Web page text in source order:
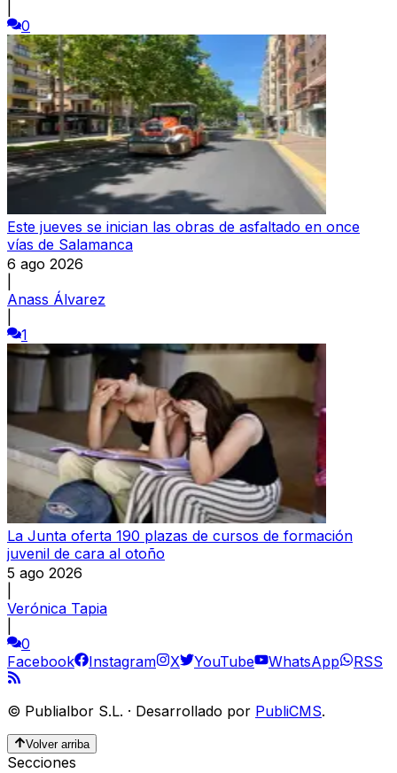
0
Este jueves se inician las obras de asfaltado en once
vías de Salamanca
6 ago 2026
Anass Álvarez
1
La Junta oferta 190 plazas de cursos de formación
juvenil de cara al otoño
5 ago 2026
Verónica Tapia
0
Facebook
Instagram X YouTube WhatsApp RSS
© Publialbor S.L. · Desarrollado por PubliCMS.
Volver arriba
Secciones